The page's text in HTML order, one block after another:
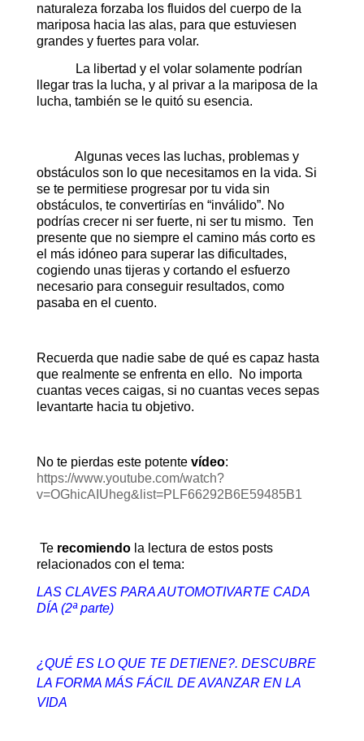
naturaleza forzaba los fluidos del cuerpo de la
mariposa hacia las alas, para que estuviesen
grandes y fuertes para volar.
La libertad y el volar solamente podrían
llegar tras la lucha, y al privar a la mariposa de la
lucha, también se le quitó su esencia.
Algunas veces las luchas, problemas y
obstáculos son lo que necesitamos en la vida. Si
se te permitiese progresar por tu vida sin
obstáculos, te convertirías en “inválido”. No
podrías crecer ni ser fuerte, ni ser tu mismo. Ten
presente que no siempre el camino más corto es
el más idóneo para superar las dificultades,
cogiendo unas tijeras y cortando el esfuerzo
necesario para conseguir resultados, como
pasaba en el cuento.
Recuerda que nadie sabe de qué es capaz hasta
que realmente se enfrenta en ello. No importa
cuantas veces caigas, si no cuantas veces sepas
levantarte hacia tu objetivo.
No te pierdas este potente vídeo:
https://www.youtube.com/watch?
v=OGhicAIUheg&list=PLF66292B6E59485B1
Te recomiendola lectura de estos posts
relacionados con el tema:
LAS CLAVES PARA AUTOMOTIVARTE CADA
DÍA (2ª parte)
¿QUÉ ES LO QUE TE DETIENE?. DESCUBRE
LA FORMA MÁS FÁCIL DE AVANZAR EN LA
VIDA